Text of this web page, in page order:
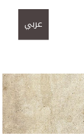
عربي